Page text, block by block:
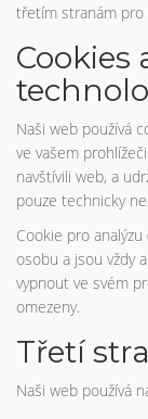
třetím stranám pro
Cookies
Naši web používá
ve vašem
navštívili web, a
pouze technicky
Cookie pro
osobu a jsou vždy
vypnout ve svém
omezeny.
Třetí
Naši web používá